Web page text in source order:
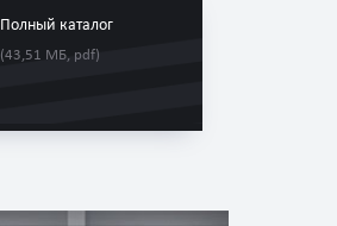
Полный каталог
(43,51 МБ, pdf)